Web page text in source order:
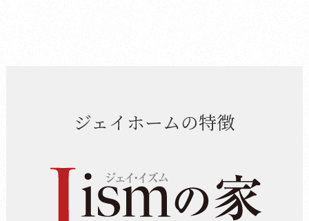
ジェイホームの特徴